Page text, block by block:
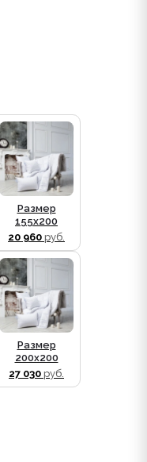
Размер
155х200
20 960 руб.
Размер
200x200
27 030 руб.